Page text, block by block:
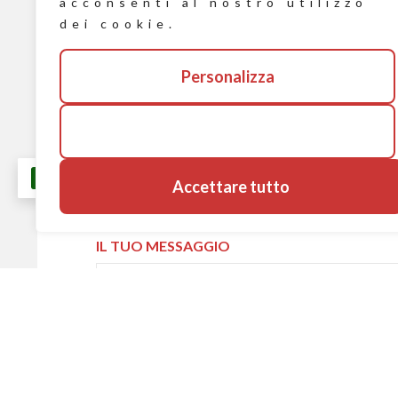
dei cookie.
Personalizza
Accettare tutto
CONTATTACI
IL TUO
LA TUA
IL TUO MESSAGGIO